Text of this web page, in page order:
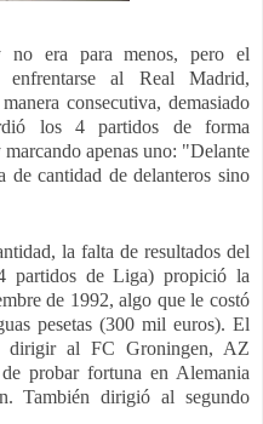
no era para menos, pero el
enfrentarse al Real Madrid,
consecutiva, demasiado
los 4 partidos de forma
apenas uno: "Delante
de cantidad de delanteros sino
la falta de resultados del
partidos de Liga) propició la
de 1992, algo que le costó
pesetas (300 mil euros). El
dirigir al FC Groningen, AZ
probar fortuna en Alemania
También dirigió al segundo